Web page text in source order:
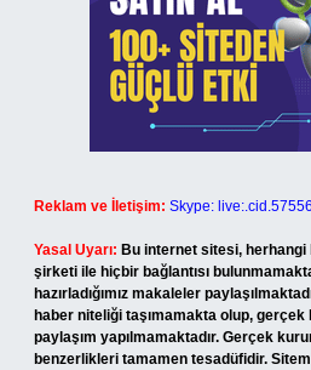
Reklam ve İletişim: Skype:
Yasal Uyarı: Bu internet sitesi,
şirketi ile hiçbir bağlantısı
hazırladığımız makaleler
haber niteliği taşımamakta olup,
paylaşım yapılmamaktadır. Gerçek
benzerlikleri tamamen tesadüfidir.